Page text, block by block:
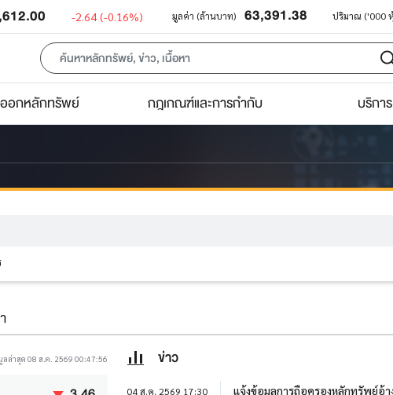
-2.64 (-0.16%) มูลค่า (ล้านบาท) 63,391.38 ปริมาณ ('000
อกหลักทรัพย์ กฎเกณฑ์และการกำกับ บริการ
ลล่าสุด 08 ส.ค. 2569 00:47:56 ข่าว
04 ส.ค. 2569 17:30
แจ้งข้อมูลการถือครองหลักทรัพย์อ้